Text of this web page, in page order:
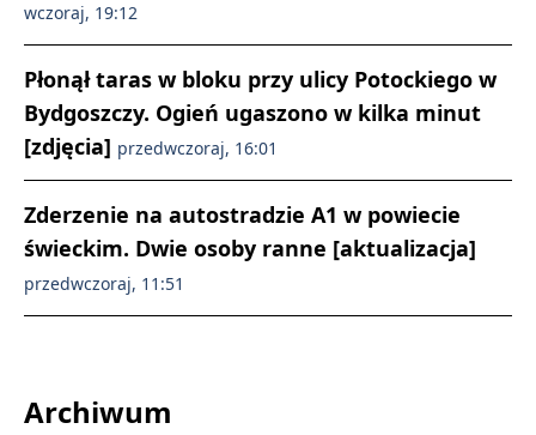
wczoraj, 19:12
Płonął taras w bloku przy ulicy Potockiego w
Bydgoszczy. Ogień ugaszono w kilka minut
[zdjęcia] przedwczoraj, 16:01
Zderzenie na autostradzie A1 w powiecie
świeckim. Dwie osoby ranne [aktualizacja]
przedwczoraj, 11:51
Archiwum